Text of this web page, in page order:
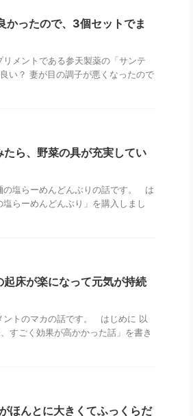
かったので、3個セットでま
メントである参天製薬の「サンテ
い？ 妻が目の調子が悪くなったので
ら、野菜の具が充実してい
の塩らーめんどんぶりの話です。 は
らーめんどんぶり」を購入しまし
床が楽になって元気が持続
ントのマカの話です。 はじめに 以
すごく効果が高かかった話」を書き
ほんとに大きくてふっくらだ